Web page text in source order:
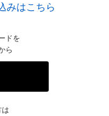
みはこちら
ドを
ら